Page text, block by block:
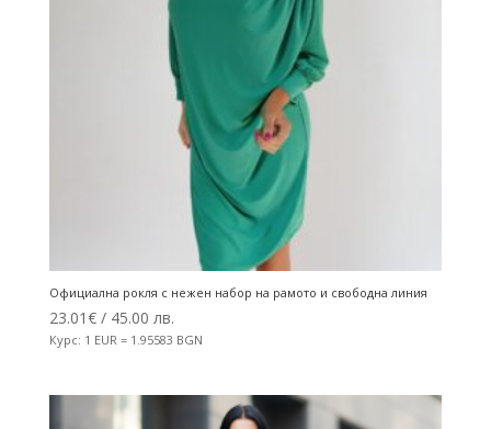
Официална рокля с нежен набор на рамото и свободна линия
23.01€/ 45.00 лв.
Курс: 1 EUR = 1.95583 BGN